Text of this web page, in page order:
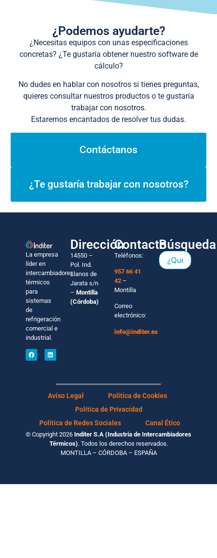
¿Podemos ayudarte?
¿Necesitas equipos con unas especificaciones
concretas? ¿Te gustaría obtener nuestro software de
cálculo?
No dudes en hablar con nosotros si tienes preguntas,
quieres consultar nuestros productos o te gustaría
trabajar con nosotros.
Estaremos encantados de resolver tus dudas.
Contáctanos
¿Te gustaría trabajar con nosotros?
La empresa
líder en
intercambiadores
térmicos
para
sistemas
de
refrigeración
comercial e
industrial.
Dirección
14550 –
Pol. Ind.
Llanos de
Jarata s/n
– Montilla
(Córdoba)
Contacto
Teléfonos:
957 66 41
42 –
Montilla
Correo
electrónico:
info@inditer.es
Búsqueda
Aviso Legal
Política de Cookies
Política de Privacidad
Política de Redes Sociales
Canal Ético
© Copyright 2026 Inditer S.A (Industria de Intercambiadores
Térmicos). Todos los derechos reservados.
MONTILLA – CÓRDOBA – ESPAÑA